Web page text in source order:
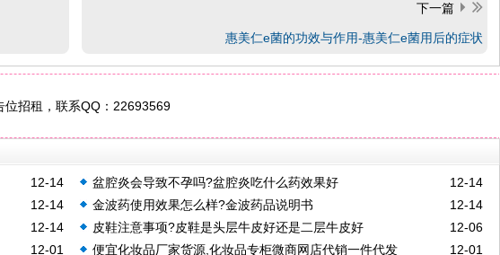
下一篇
惠美仁e菌的功效与作用-惠美仁e菌用后的症状
位招租，联系QQ：22693569
12-14 12-14
盆腔炎会导致不孕吗?盆腔炎吃什么药效果好
12-14
12-14
金波药使用效果怎么样?金波药品说明书
12-14
12-06
皮鞋注意事项?皮鞋是头层牛皮好还是二层牛皮好
12-01
12-01
便宜化妆品厂家货源,化妆品专柜微商网店代销一件代发